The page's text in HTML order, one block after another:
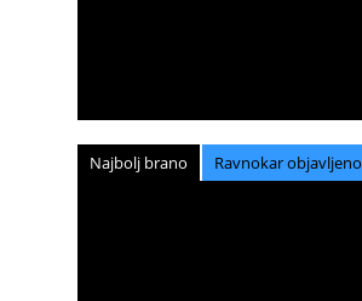
Najbolj brano Ravnokar objavljeno